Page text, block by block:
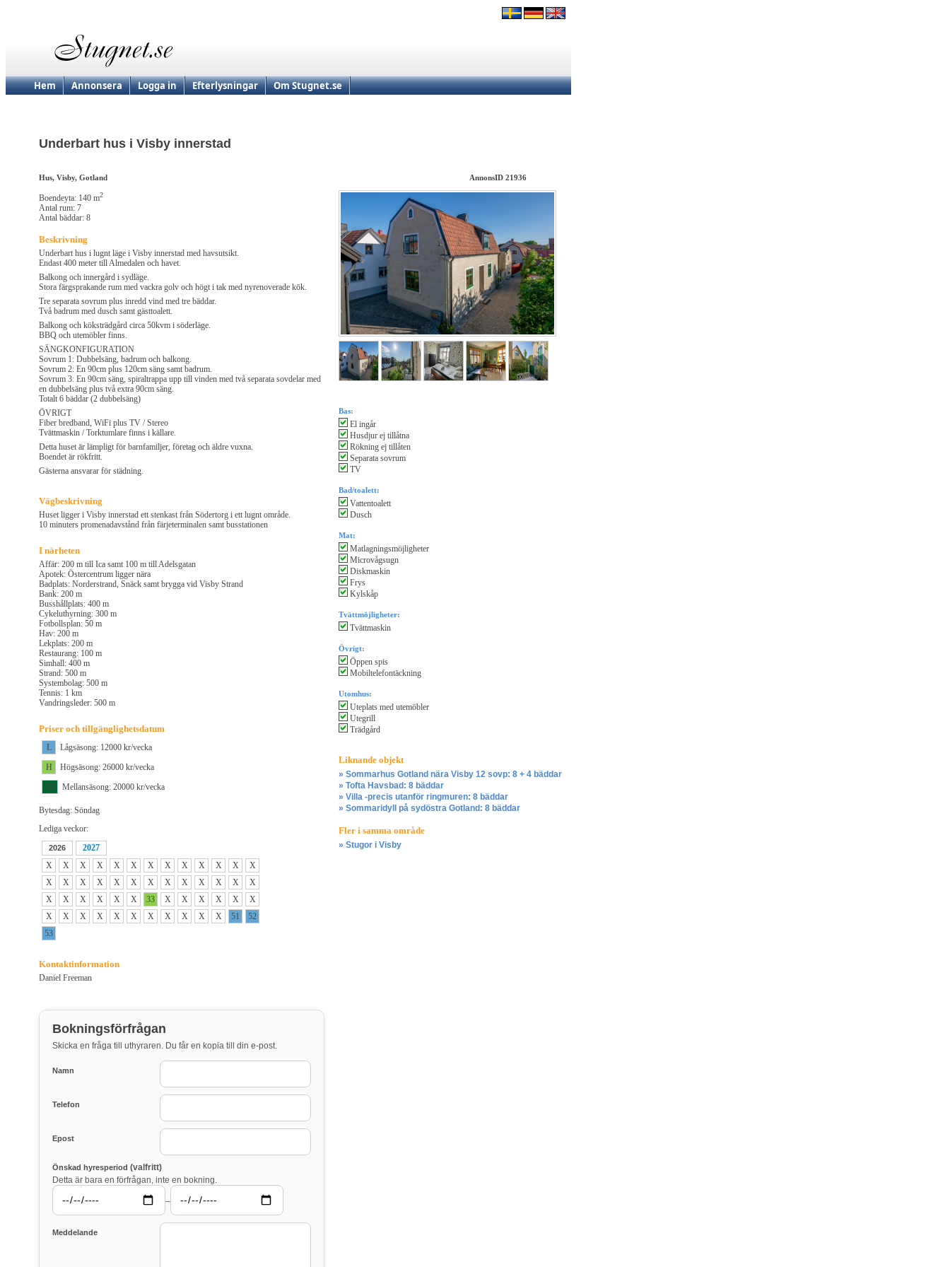
Hem Annonsera Logga in Efterlysningar Om Stugnet.se
Underbart hus i Visby innerstad
Hus, Visby, Gotland AnnonsID 21936
Boendeyta: 140 m2
Antal rum: 7
Antal bäddar: 8
Beskrivning
Underbart hus i lugnt läge i Visby innerstad med havsutsikt.
Endast 400 meter till Almedalen och havet.
Balkong och innergård i sydläge.
Stora färgsprakande rum med vackra golv och högt i tak med nyrenoverade kök.
Tre separata sovrum plus inredd vind med tre bäddar.
Två badrum med dusch samt gästtoalett.
Balkong och köksträdgård circa 50kvm i söderläge.
BBQ och utemöbler finns.
SÄNGKONFIGURATION
Sovrum 1: Dubbelsäng, badrum och balkong.
Sovrum 2: En 90cm plus 120cm säng samt badrum.
Sovrum 3: En 90cm säng, spiraltrappa upp till vinden med två separata sovdelar med
en dubbelsäng plus två extra 90cm säng.
Totalt 6 bäddar (2 dubbelsäng)
ÖVRIGT
Fiber bredband, WiFi plus TV / Stereo
Tvättmaskin / Torktumlare finns i källare.
Detta huset är lämpligt för barnfamiljer, företag och äldre vuxna.
Boendet är rökfritt.
Gästerna ansvarar för städning.
Vägbeskrivning
Huset ligger i Visby innerstad ett stenkast från Södertorg i ett lugnt område.
10 minuters promenadavstånd från färjeterminalen samt busstationen
I närheten
Affär: 200 m till Ica samt 100 m till Adelsgatan
Apotek: Östercentrum ligger nära
Badplats: Norderstrand, Snäck samt brygga vid Visby Strand
Bank: 200 m
Busshållplats: 400 m
Cykeluthyrning: 300 m
Fotbollsplan: 50 m
Hav: 200 m
Lekplats: 200 m
Restaurang: 100 m
Simhall: 400 m
Strand: 500 m
Systembolag: 500 m
Tennis: 1 km
Vandringsleder: 500 m
Priser och tillgänglighetsdatum
L
Lågsäsong: 12000 kr/vecka
H
Högsäsong: 26000 kr/vecka
M1
Mellansäsong: 20000 kr/vecka
Bytesdag: Söndag
Lediga veckor:
2026
2027
X
X X X X X X X X X X X
X
X
X X X X X X X X X X X
X
X
X X X X X 33 X X X X X
X
X
X X X X X X X X X X 51
52
53
Kontaktinformation
Daniel Freeman
Bokningsförfrågan
Skicka en fråga till uthyraren. Du får en kopia till din e-post.
Namn
Telefon
Epost
Önskad hyresperiod (valfritt)
Detta är bara en förfrågan, inte en bokning.
–
Meddelande
Bas:
El ingår
Husdjur ej tillåtna
Rökning ej tillåten
Separata sovrum
TV
Bad/toalett:
Vattentoalett
Dusch
Mat:
Matlagningsmöjligheter
Microvågsugn
Diskmaskin
Frys
Kylskåp
Tvättmöjligheter:
Tvättmaskin
Övrigt:
Öppen spis
Mobiltelefontäckning
Utomhus:
Uteplats med utemöbler
Utegrill
Trädgård
Liknande objekt
» Sommarhus Gotland nära Visby 12 sovp: 8 + 4 bäddar
» Tofta Havsbad: 8 bäddar
» Villa -precis utanför ringmuren: 8 bäddar
» Sommaridyll på sydöstra Gotland: 8 bäddar
Fler i samma område
» Stugor i Visby